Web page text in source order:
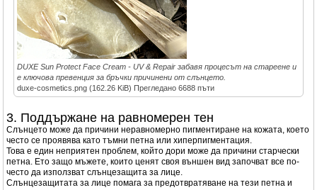
DUXE Sun Protect Face Cream - UV & Repair забавя процесът на стареене и
е ключова превенция за бръчки причинени от слънцето.
duxe-cosmetics.png (162.26 KiB) Прегледано 6688 пъти
3. Поддържане на равномерен тен
Слънцето може да причини неравномерно пигментиране на кожата, което
често се проявява като тъмни петна или хиперпигментация.
Това е един неприятен проблем, който дори може да причини старчески
петна. Ето защо мъжете, които ценят своя външен вид започват все по-
често да използват слънцезащита за лице.
Слънцезащитата за лице помага за предотвратяване на тези петна и